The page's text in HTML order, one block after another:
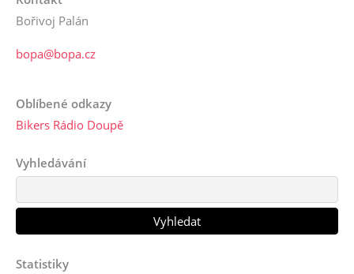
Bořivoj Palán
bopa@bopa.cz
Oblíbené odkazy
Bikers Rádio Doupě
Vyhledávání
Statistiky